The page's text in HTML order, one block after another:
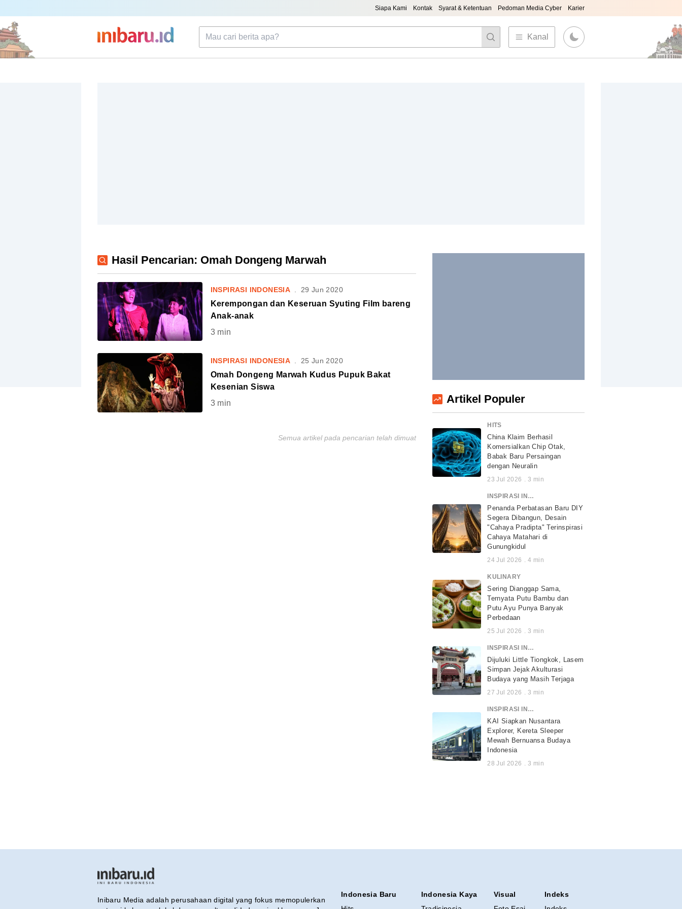
Siapa Kami Kontak Syarat & Ketentuan Pedoman Media Cyber Karier
Kanal
Hasil Pencarian: Omah Dongeng Marwah
INSPIRASI INDONESIA 29 Jun 2020
Kerempongan dan Keseruan Syuting Film bareng
Anak-anak
3min
INSPIRASI INDONESIA . 25 Jun 2020
Omah Dongeng Marwah Kudus Pupuk Bakat
Kesenian Siswa
3min
Semua artikel pada pencarian telah dimuat
Artikel Populer
HITS
China Klaim Berhasil
Komersialkan Chip Otak,
Babak Baru Persaingan
dengan Neuralin
23 Jul 2026 . 3 min
INSPIRASI INDONESIA
Penanda Perbatasan Baru DIY
Segera Dibangun, Desain
"Cahaya Pradipta" Terinspirasi
Cahaya Matahari di
Gunungkidul
24 Jul 2026 . 4 min
KULINARY
Sering Dianggap Sama,
Ternyata Putu Bambu dan
Putu Ayu Punya Banyak
Perbedaan
25 Jul 2026 . 3 min
INSPIRASI INDONESIA
Dijuluki Little Tiongkok, Lasem
Simpan Jejak Akulturasi
Budaya yang Masih Terjaga
27 Jul 2026 . 3 min
INSPIRASI INDONESIA
KAI Siapkan Nusantara
Explorer, Kereta Sleeper
Mewah Bernuansa Budaya
Indonesia
28 Jul 2026 . 3 min
Inibaru Media adalah perusahaan digital yang fokus memopulerkan
Indonesia Baru
Indonesia Kaya
Visual
Indeks